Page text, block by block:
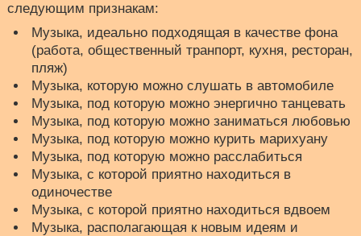
следующим признакам:
Музыка, идеально подходящая в качестве фона
(работа, общественный транпорт, кухня, ресторан,
пляж)
Музыка, которую можно слушать в автомобиле
Музыка, под которую можно энергично танцевать
Музыка, под которую можно заниматься любовью
Музыка, под которую можно курить марихуану
Музыка, под которую можно расслабиться
Музыка, с которой приятно находиться в
одиночестве
Музыка, с которой приятно находиться вдвоем
Музыка, располагающая к новым идеям и